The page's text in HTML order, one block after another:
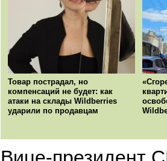
Товар пострадал, но
компенсаций не будет: как
атаки на склады Wildberries
ударили по продавцам